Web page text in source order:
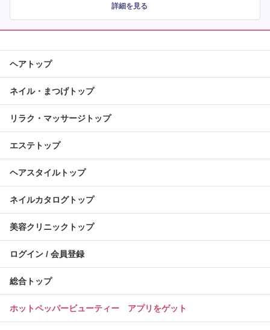
詳細を見る
ヘアトップ
ネイル・まつげトップ
リラク・マッサージトップ
エステトップ
ヘアスタイルトップ
ネイルカタログトップ
美容クリニックトップ
ログイン / 会員登録
総合トップ
ホットペッパービューティー アプリをゲット